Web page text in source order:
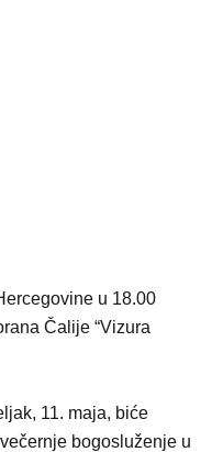
u 18.00
Čalije “Vizura
11. maja, biće
bogosluženje u